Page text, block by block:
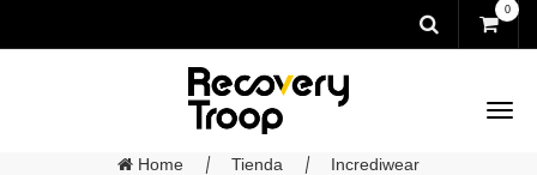
0
Home Tienda
Incrediwear